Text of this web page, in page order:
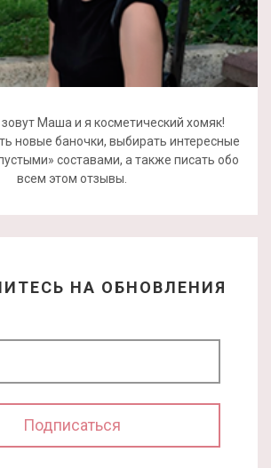
Маша и я косметический хомяк!
новые баночки, выбирать интересные
составами, а также писать обо
всем этом отзывы.
НА ОБНОВЛЕНИЯ